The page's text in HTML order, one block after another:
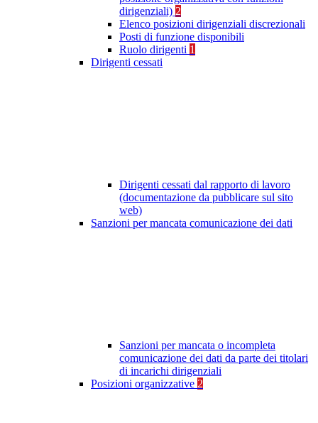
dirigenziali) 2
Elenco posizioni dirigenziali discrezionali
Posti di funzione disponibili
Ruolo dirigenti 1
Dirigenti cessati
Dirigenti cessati dal rapporto di lavoro
(documentazione da pubblicare sul sito
web)
Sanzioni per mancata comunicazione dei dati
Sanzioni per mancata o incompleta
comunicazione dei dati da parte dei titolari
di incarichi dirigenziali
Posizioni organizzative 2